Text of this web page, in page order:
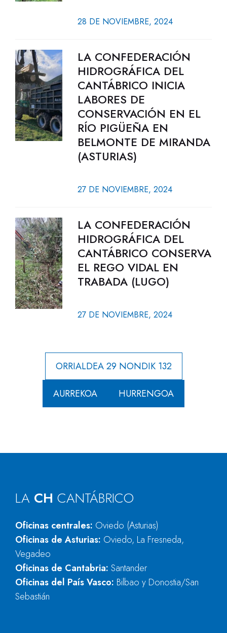
28 DE NOVIEMBRE, 2024
LA CONFEDERACIÓN
HIDROGRÁFICA DEL
CANTÁBRICO INICIA
LABORES DE
CONSERVACIÓN EN EL
RÍO PIGÜEÑA EN
BELMONTE DE MIRANDA
(ASTURIAS)
27 DE NOVIEMBRE, 2024
LA CONFEDERACIÓN
HIDROGRÁFICA DEL
CANTÁBRICO CONSERVA
EL REGO VIDAL EN
TRABADA (LUGO)
27 DE NOVIEMBRE, 2024
ORRIALDEA 29 NONDIK 132
AURREKOA HURRENGOA
LA CH CANTÁBRICO
Oficinas centrales: Oviedo (Asturias)
Oficinas de Asturias: Oviedo, La Fresneda,
Vegadeo
Oficinas de Cantabria: Santander
Oficinas del País Vasco: Bilbao y Donostia/San
Sebastián